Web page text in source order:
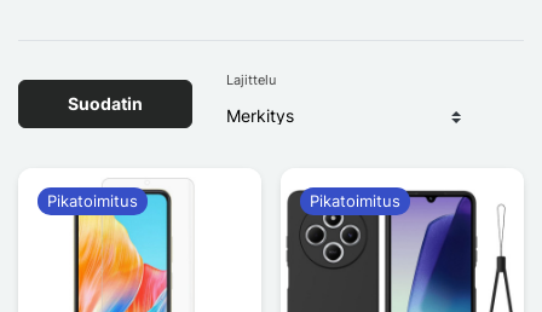
Suodatin
Lajittelu
Pikatoimitus Pikatoimitus